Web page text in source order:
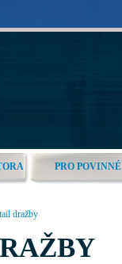
PRO POVINNÉ
dražby